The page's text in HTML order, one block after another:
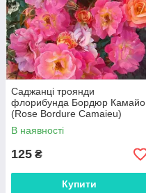
Саджанці троянди
флорибунда Бордюр Камайо
(Rose Bordure Camaieu)
В наявності
125 ₴
Купити